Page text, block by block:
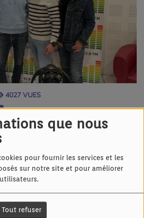
que nous
pour fournir les services et les
sur notre site et pour améliorer
Tout refuser
4027 VUES
ROCK FESTIVAL débarque le
: reprises pop - rock